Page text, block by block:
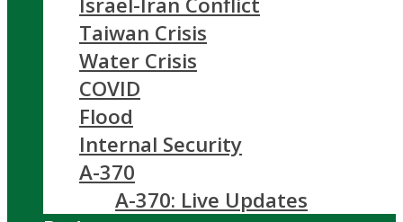
Taiwan Crisis
Water Crisis
COVID
Flood
Internal Security
A-370
A-370: Live Updates